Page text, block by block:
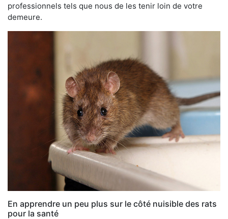
professionnels tels que nous de les tenir loin de votre
demeure.
En apprendre un peu plus sur le côté nuisible des rats
pour la santé